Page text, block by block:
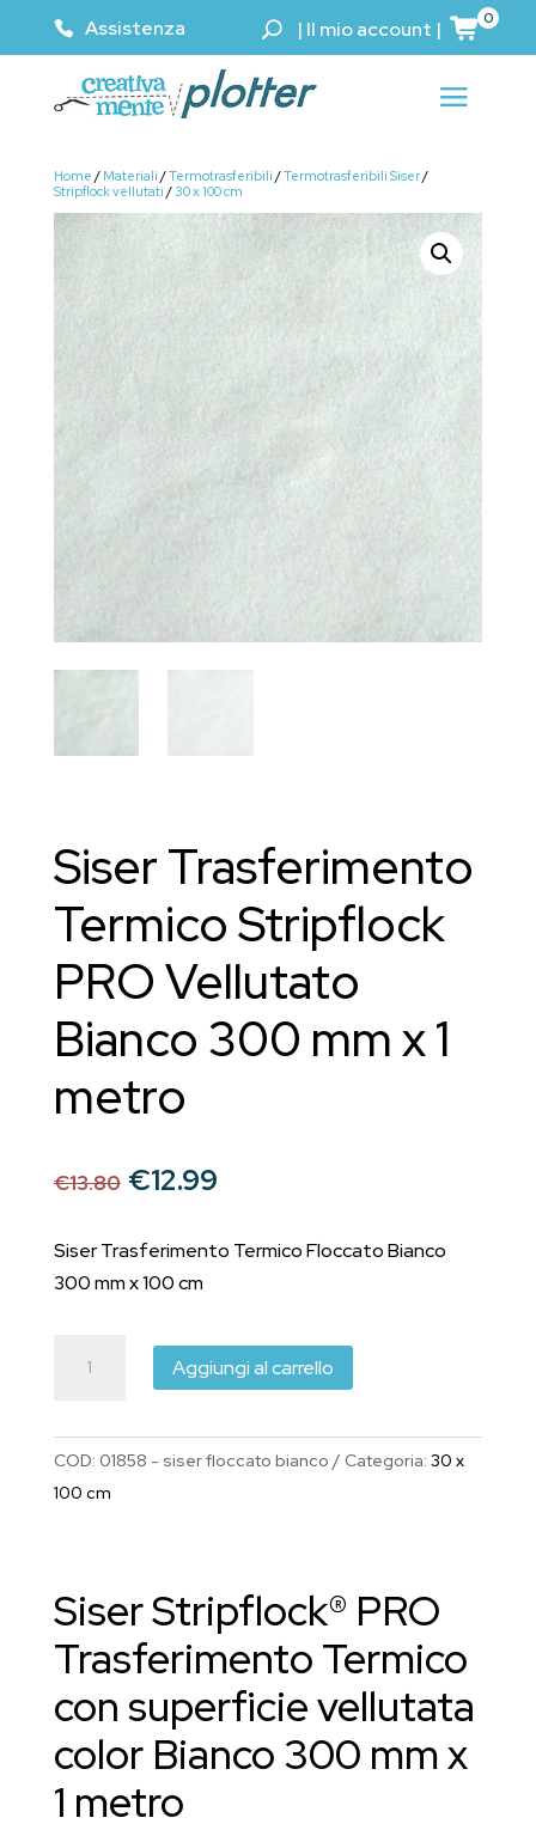
Assistenza | Il mio account | 0
Home / Materiali /Termotrasferibili /Termotrasferibili Siser/
Stripflock vellutati / 30 x 100 cm
Siser Trasferimento
Termico Stripflock
PRO Vellutato
Bianco 300 mm x 1
metro
€13.80 Il
originale
era:
€12.99Il
attuale
Siser Trasferimento Termico Floccato Bianco
300 mm x 100 cm
Trasferimento
mm
x
metro
quantità
Aggiungi al carrello
COD: 01858 - siser floccato bianco Categoria: 30 x
100 cm
Siser Stripflock® PRO
Trasferimento Termico
con superficie vellutata
color Bianco 300 mm x
1 metro